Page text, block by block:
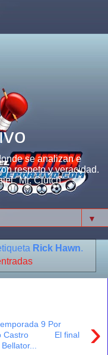
se analizan e
respeto y veracidad.
"Mr. Clutch"
▼
Rick Hawn.
›
9 Por
Castro El final